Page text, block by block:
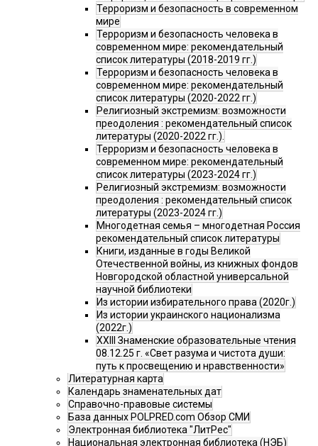
Терроризм и безопасность в современном
мире
Терроризм и безопасность человека в
современном мире: рекомендательный
список литературы (2018-2019 гг.)
Терроризм и безопасность человека в
современном мире: рекомендательный
список литературы (2020-2022 гг.)
Религиозный экстремизм: возможности
преодоления : рекомендательный список
литературы (2020-2022 гг.).
Терроризм и безопасность человека в
современном мире: рекомендательный
список литературы (2023-2024 гг.)
Религиозный экстремизм: возможности
преодоления : рекомендательный список
литературы (2023-2024 гг.)
Многодетная семья – многодетная Россия
рекомендательный список литературы
Книги, изданные в годы Великой
Отечественной войны, из книжных фондов
Новгородской областной универсальной
научной библиотеки
Из истории избирательного права (2020г.)
Из истории украинского национализма
(2022г.)
XXIII Знаменские образовательные чтения
08.12.25 г. «Свет разума и чистота души:
путь к просвещению и нравственности»
Литературная карта
Календарь знаменательных дат
Справочно-правовые системы
База данных POLPRED.com Обзор СМИ
Электронная библиотека "ЛитРес"
Национальная электронная библиотека (НЭБ)